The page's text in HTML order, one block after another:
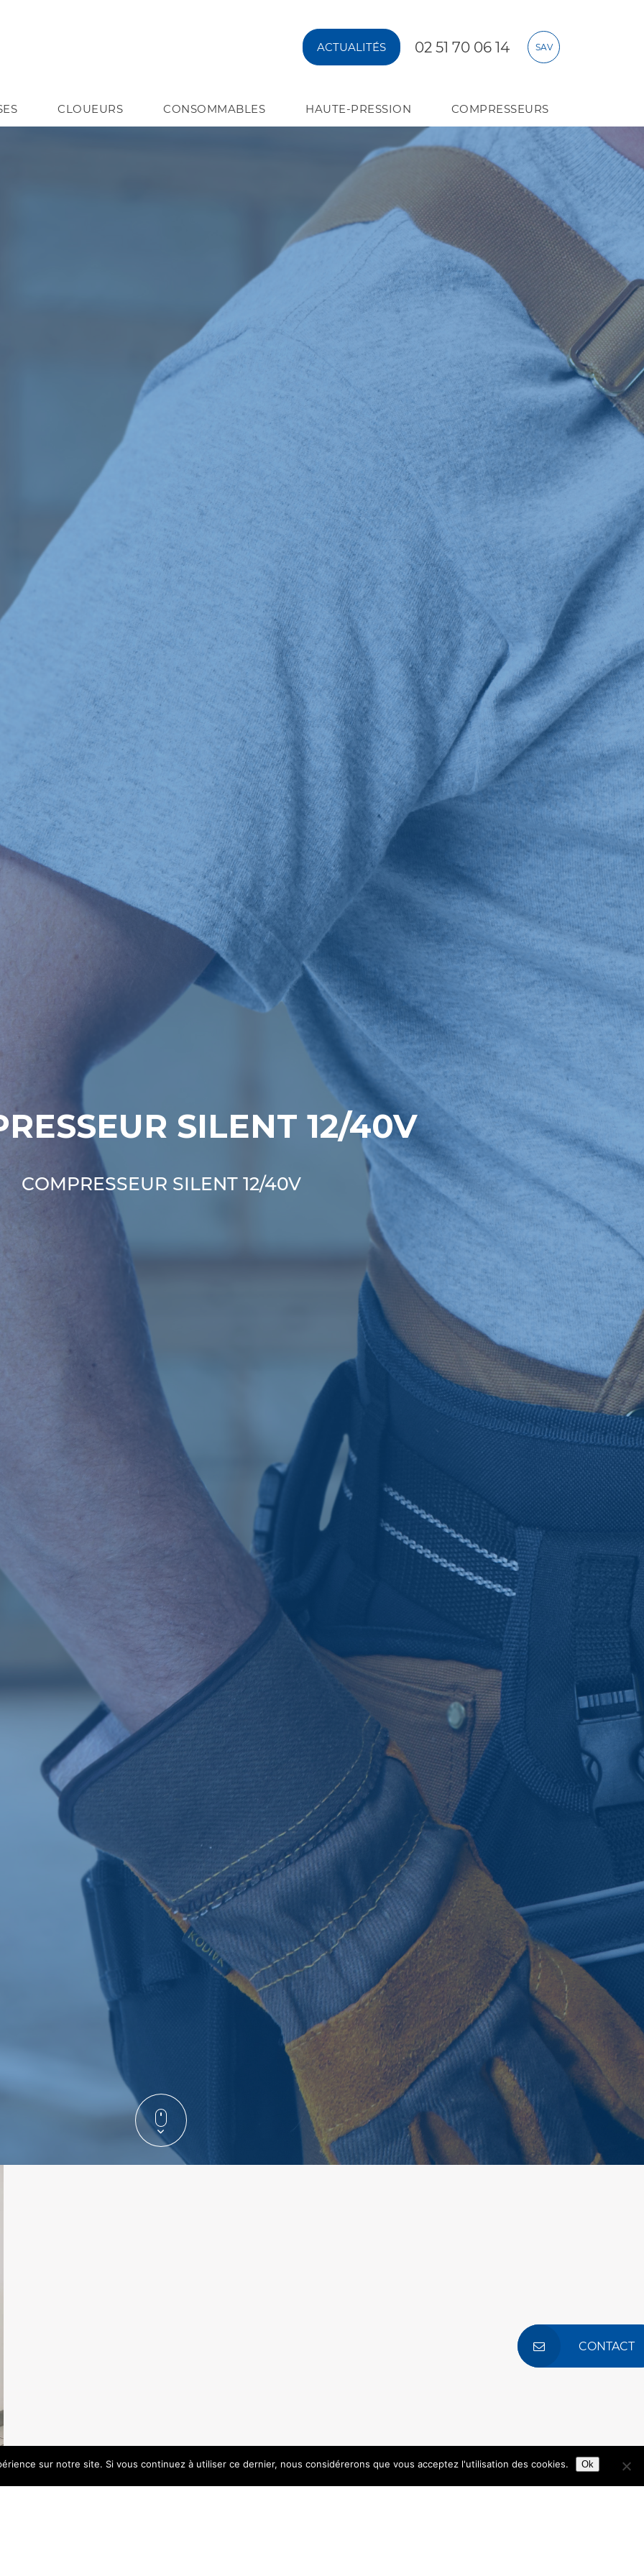
ACTUALITÉS 02 51 70 06 14 SAV
CLOUEURS CONSOMMABLES HAUTE-PRESSION COMPRESSEURS
SILENT 12/40V
COMPRESSEUR SILENT 12/40V
CONTACT
sur notre site. Si vous continuez à utiliser ce dernier, nous considérerons que vous acceptez l'utilisation des cookies. Ok